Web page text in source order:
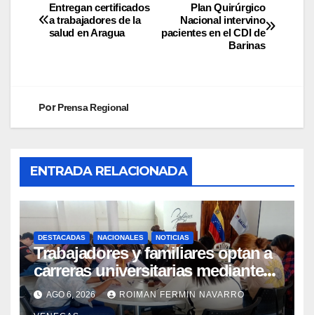
Plan Quirúrgico
Nacional intervino
pacientes en el CDI de
Barinas
Entregan certificados
a trabajadores de la
salud en Aragua
PorPrensa Regional
ENTRADA RELACIONADA
DESTACADAS NACIONALES NOTICIAS
Trabajadores y familiares optan a
carreras universitarias mediante
convenio entre MinSalud y la UCV
AGO 6, 2026 ROIMAN FERMIN NAVARRO